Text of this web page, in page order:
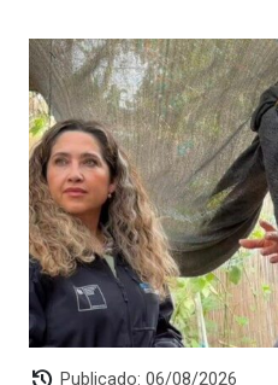
Publicado: 06/08/2026